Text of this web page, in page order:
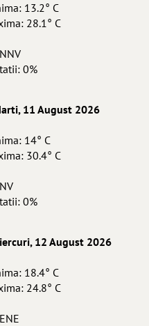
13.2° C
28.1° C
0%
11 August 2026
14° C
30.4° C
0%
12 August 2026
18.4° C
24.8° C